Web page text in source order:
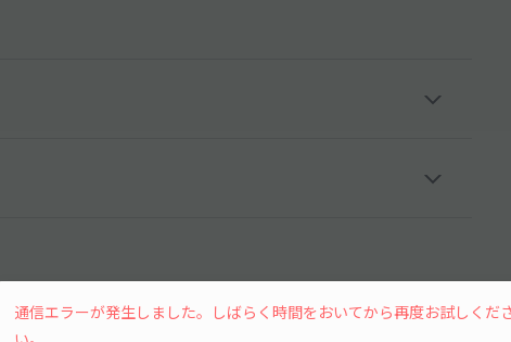
通信エラーが発生しました。しばらく時間をおいてから再度お試しくだ